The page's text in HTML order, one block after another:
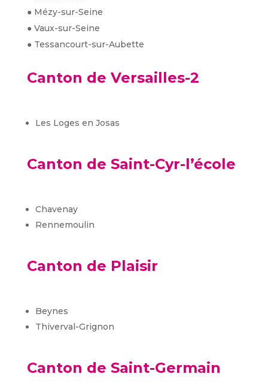
● Mézy-sur-Seine
● Vaux-sur-Seine
● Tessancourt-sur-Aubette
Canton de Versailles-2
Les Loges en Josas
Canton de Saint-Cyr-l’école
Chavenay
Rennemoulin
Canton de Plaisir
Beynes
Thiverval-Grignon
Canton de Saint-Germain